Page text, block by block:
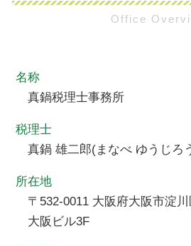
Office
名称
真鍋税理士事務所
税理士
真鍋 雄二郎(まなべ ゆうじろ
所在地
〒532-0011 大阪府大阪市淀
大阪ビル3F